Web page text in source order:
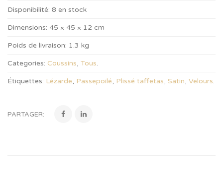
Disponibilité: 8 en stock
Dimensions: 45 × 45 × 12 cm
Poids de livraison: 1.3 kg
Categories: Coussins, Tous.
Étiquettes: Lézarde, Passepoilé, Plissé taffetas, Satin, Velours.
PARTAGER: